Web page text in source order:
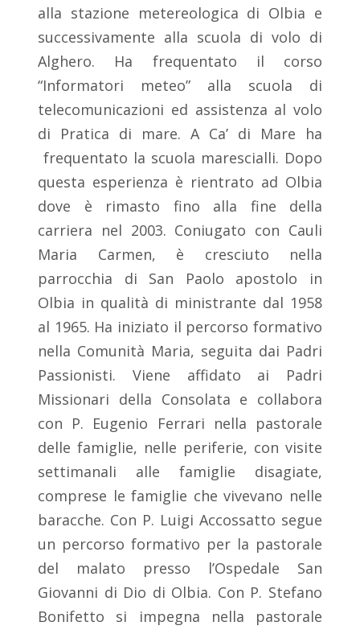
alla stazione metereologica di Olbia e
successivamente alla scuola di volo di
Alghero. Ha frequentato il corso
“Informatori meteo” alla scuola di
telecomunicazioni ed assistenza al volo
di Pratica di mare. A Ca’ di Mare ha
frequentato la scuola marescialli. Dopo
questa esperienza è rientrato ad Olbia
dove è rimasto fino alla fine della
carriera nel 2003. Coniugato con Cauli
Maria Carmen, è cresciuto nella
parrocchia di San Paolo apostolo in
Olbia in qualità di ministrante dal 1958
al 1965. Ha iniziato il percorso formativo
nella Comunità Maria, seguita dai Padri
Passionisti. Viene affidato ai Padri
Missionari della Consolata e collabora
con P. Eugenio Ferrari nella pastorale
delle famiglie, nelle periferie, con visite
settimanali alle famiglie disagiate,
comprese le famiglie che vivevano nelle
baracche. Con P. Luigi Accossatto segue
un percorso formativo per la pastorale
del malato presso l’Ospedale San
Giovanni di Dio di Olbia. Con P. Stefano
Bonifetto si impegna nella pastorale